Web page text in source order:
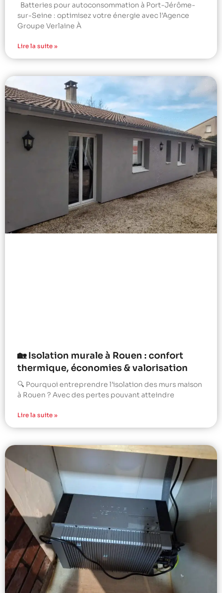
Batteries pour autoconsommation à Port-Jérôme-
sur-Seine : optimisez votre énergie avec l’Agence
Groupe Verlaine À
Lire la suite »
🏡 Isolation murale à Rouen : confort
thermique, économies & valorisation
🔍 Pourquoi entreprendre l’isolation des murs maison
à Rouen ? Avec des pertes pouvant atteindre
Lire la suite »